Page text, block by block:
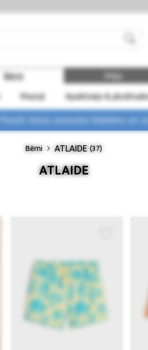
Bērni
Mazuļi Apakšveļa &
Māja
Pasūti mūsu jaunumu biļetenu un
Bērni ATLAIDE (37)
ATLAIDE